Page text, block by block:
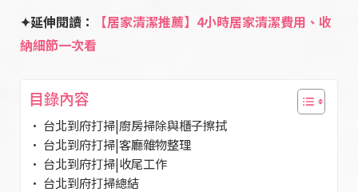
✦延伸閱讀：
【居家清潔推薦】4小時居家清潔費用、收
納細節一次看
目錄內容
台北到府打掃|廚房掃除與櫃子擦拭
台北到府打掃|客廳雜物整理
台北到府打掃|收尾工作
台北到府打掃總結